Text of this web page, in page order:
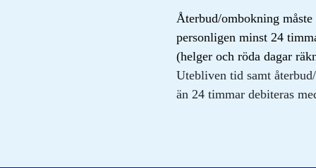
Återbud/ombokning
personligen minst 24
(helger och röda dagar
Utebliven tid samt
än 24 timmar debiteras